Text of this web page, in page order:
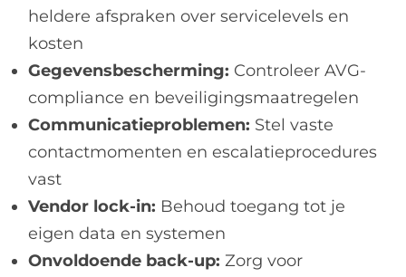
heldere afspraken over servicelevels en
kosten
Gegevensbescherming: Controleer AVG-
compliance en beveiligingsmaatregelen
Communicatieproblemen: Stel vaste
contactmomenten en escalatieprocedures
vast
Vendor lock-in: Behoud toegang tot je
eigen data en systemen
Onvoldoende back-up: Zorg voor